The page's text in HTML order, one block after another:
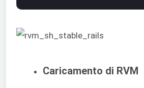
Caricamento di RVM